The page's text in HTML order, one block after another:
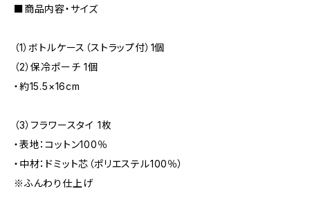
■商品内容・サイズ
（1）ボトルケース（ストラップ付）1個
（2）保冷ポーチ 1個
・約15.5×16cm
（3）フラワースタイ 1枚
・表地：コットン100％
・中材：ドミット芯（ポリエステル100％）
※ふんわり仕上げ